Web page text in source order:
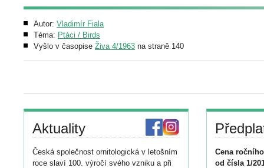
Autor: Vladimír Fiala
Téma: Ptáci / Birds
Vyšlo v časopise Živa 4/1963 na straně 140
Aktuality
Česká společnost ornitologická v letošním
roce slaví 100. výročí svého vzniku a při
Cena
od čísla 1/